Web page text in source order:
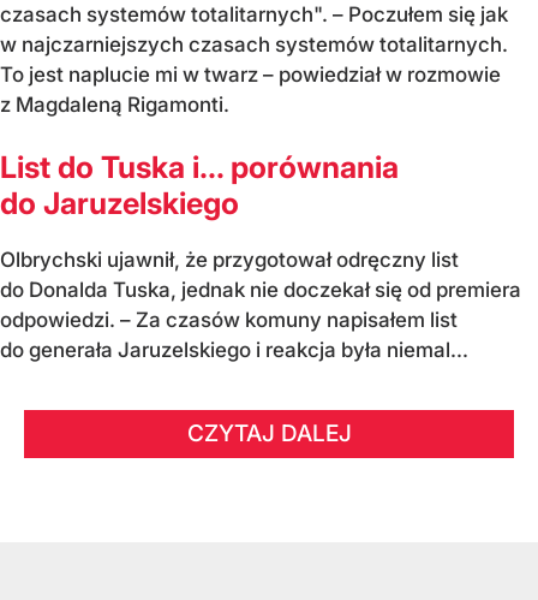
czasach systemów totalitarnych". – Poczułem się jak
w najczarniejszych czasach systemów totalitarnych.
To jest naplucie mi w twarz – powiedział w rozmowie
z Magdaleną Rigamonti.
List do Tuska i… porównania
do Jaruzelskiego
Olbrychski ujawnił, że przygotował odręczny list
do Donalda Tuska, jednak nie doczekał się od premiera
odpowiedzi. – Za czasów komuny napisałem list
do generała Jaruzelskiego i reakcja była niemal...
CZYTAJ DALEJ